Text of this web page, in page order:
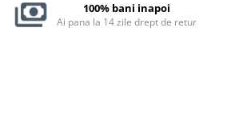
100% bani inapoi
Ai pana la 14 zile drept de retur